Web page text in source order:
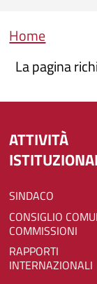
Briciole di
Home
La pagina
ATTIVITÀ
SINDACO
CONSIGLIO COMUNALE E
COMMISSIONI
RAPPORTI
INTERNAZIONALI